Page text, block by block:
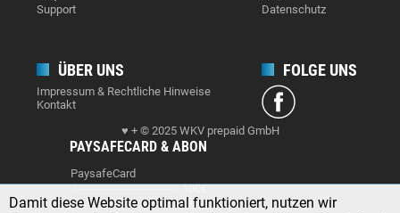
Support
Datenschutz
ÜBER UNS
Impressum & Rechtliche Hinweise
Kontakt
FOLGE UNS
♥ + © 2025 WKV prepaid GmbH
PAYSAFECARD & ABON
PaysafeCard
100€
50€
Damit diese Website optimal funktioniert, nutzen wir